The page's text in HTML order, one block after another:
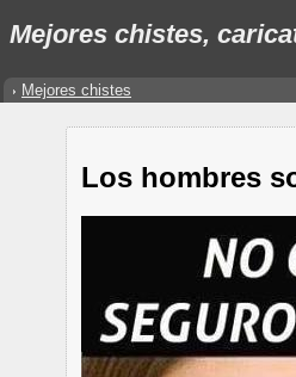
Mejores chistes,
Mejores chistes
Los hombres